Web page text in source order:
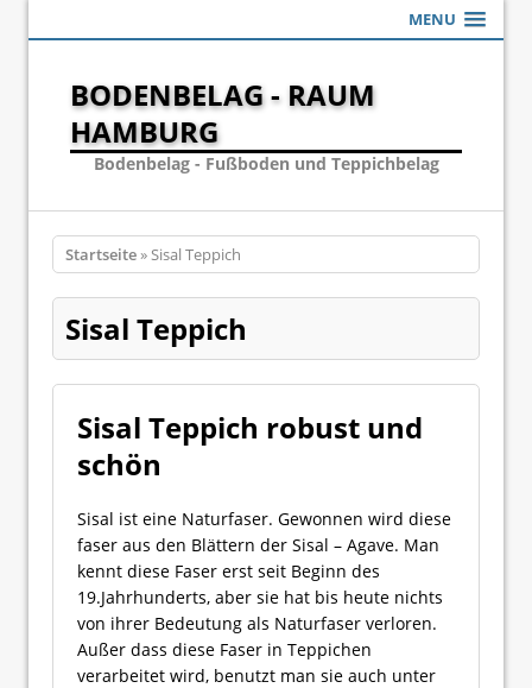
MENU
BODENBELAG - RAUM
HAMBURG
Bodenbelag - Fußboden und Teppichbelag
Startseite» Sisal Teppich
Sisal Teppich
Sisal Teppich robust und
schön
Sisal ist eine Naturfaser. Gewonnen wird diese
faser aus den Blättern der Sisal – Agave. Man
kennt diese Faser erst seit Beginn des
19.Jahrhunderts, aber sie hat bis heute nichts
von ihrer Bedeutung als Naturfaser verloren.
Außer dass diese Faser in Teppichen
verarbeitet wird, benutzt man sie auch unter